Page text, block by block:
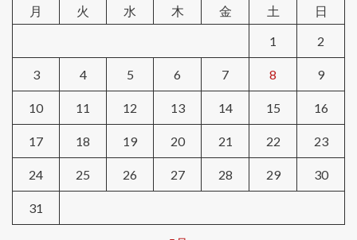
月
火 水 木 金 土
日
1
2
3 4 5 6 7 8 9
10 11 12 13 14 15 16
17 18 19 20 21 22 23
24 25 26 27 28 29 30
31